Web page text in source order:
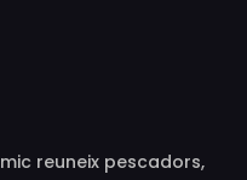
reuneix pescadors,